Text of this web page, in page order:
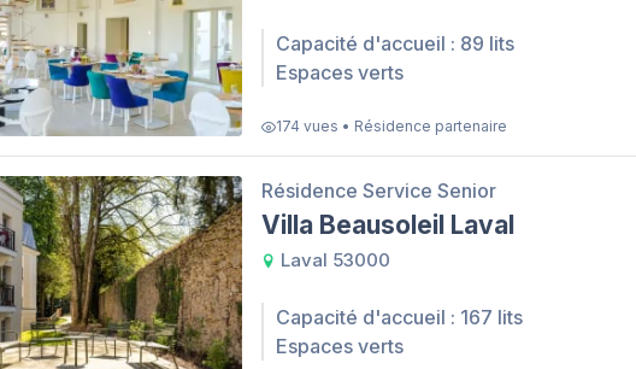
Capacité d'accueil : 89 lits
Espaces verts
174 vues • Résidence partenaire
Résidence Service Senior
Villa Beausoleil Laval
Laval 53000
Capacité d'accueil : 167 lits
Espaces verts